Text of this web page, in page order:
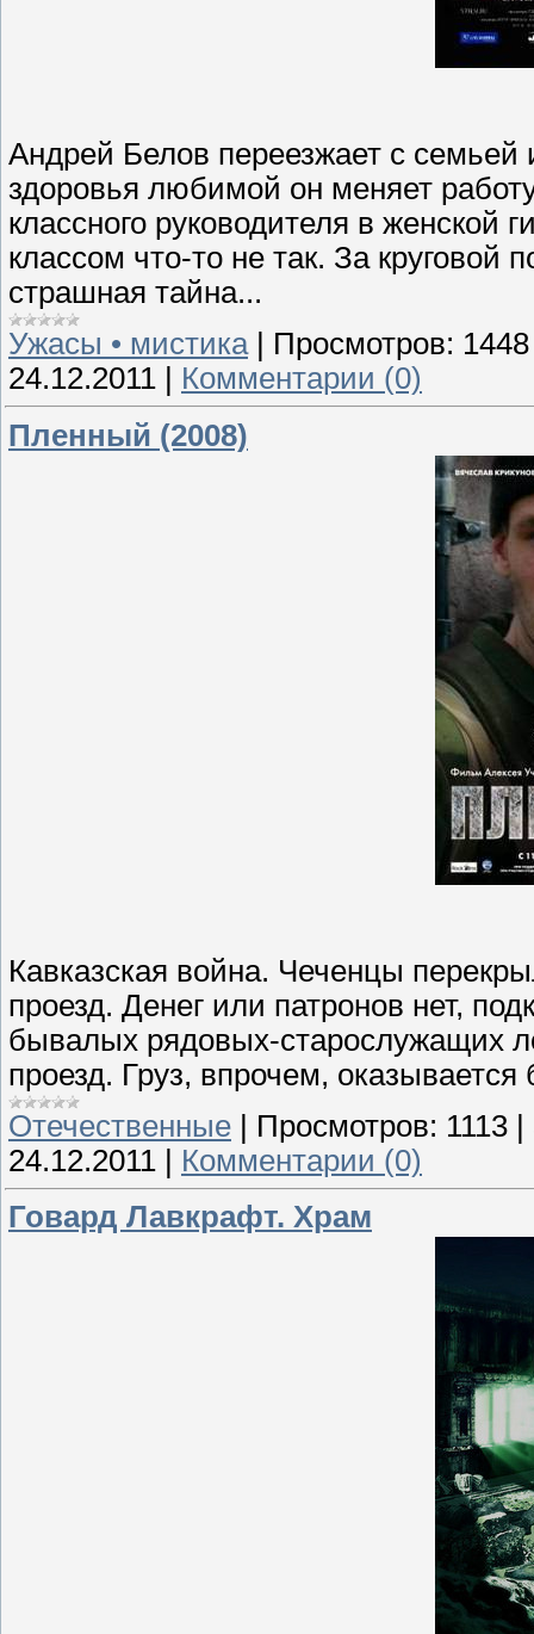
Андрей Белов переезжает с
здоровья любимой он меняет
классного руководителя в
классом что-то не так. За круговой
страшная тайна...
Ужасы • мистика| Просмотров: 1448
24.12.2011
Комментарии (0)
Пленный (2008)
Кавказская война. Чеченцы
проезд. Денег или патронов нет,
бывалых рядовых-старослужащих
проезд. Груз, впрочем,
Отечественные | Просмотров: 1113 |
24.12.2011 | Комментарии (0)
Говард Лавкрафт. Храм